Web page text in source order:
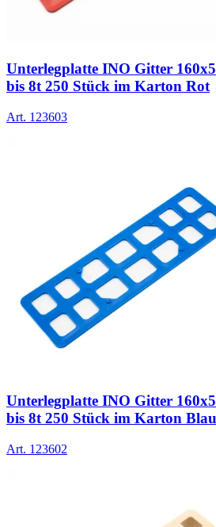
Unterlegplatte INO Gitter
bis 8t 250 Stück im Karton Rot
Art. 123603
Unterlegplatte INO Gitter
bis 8t 250 Stück im Karton Blau
Art. 123602